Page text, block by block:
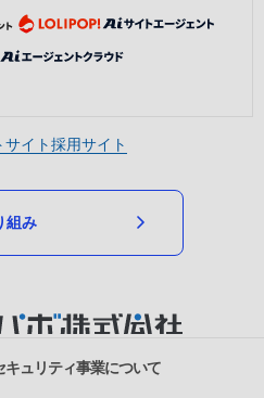
サイト採用サイト
組み
ュリティ事業について